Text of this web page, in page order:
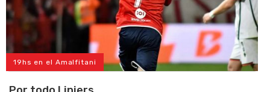
19hs en el Amalfitani